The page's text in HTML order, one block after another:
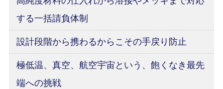
する一括請負体制
設計段階から携わるからこその手戻り防止
極低温、真空、航空宇宙という、飽くなき最先
端への挑戦